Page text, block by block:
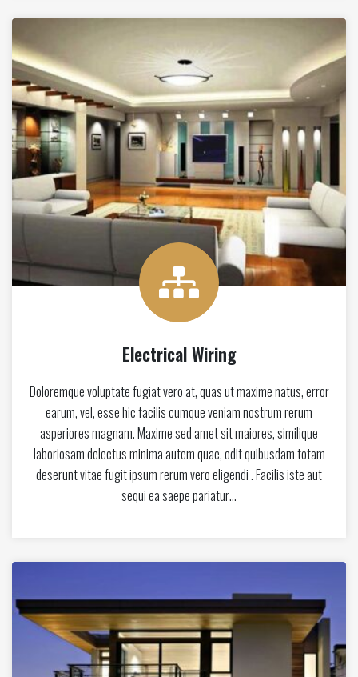
Electrical Wiring
Doloremque voluptate fugiat vero at, quas ut maxime natus, error
earum, vel, esse hic facilis cumque veniam nostrum rerum
asperiores magnam. Maxime sed amet sit maiores, similique
laboriosam delectus minima autem quae, odit quibusdam totam
deserunt vitae fugit ipsum rerum vero eligendi . Facilis iste aut
sequi ea saepe pariatur…